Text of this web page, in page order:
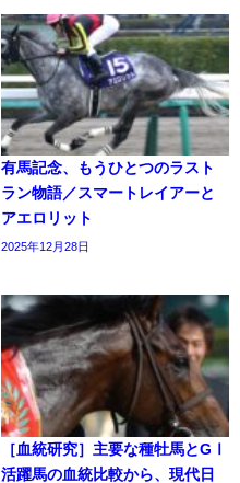
有馬記念、もうひとつのラスト
ラン物語／スマートレイアーと
アエロリット
2025年12月28日
［血統研究］主要な種牡馬とGⅠ
活躍馬の血統比較から、現代日